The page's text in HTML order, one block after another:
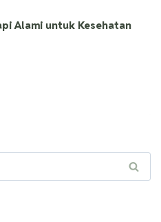
Alami untuk Kesehatan